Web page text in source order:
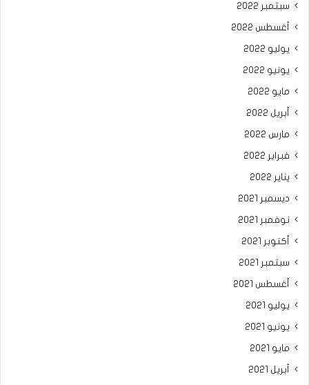
سبتمبر 2022
أغسطس 2022
يوليو 2022
يونيو 2022
مايو 2022
أبريل 2022
مارس 2022
فبراير 2022
يناير 2022
ديسمبر 2021
نوفمبر 2021
أكتوبر 2021
سبتمبر 2021
أغسطس 2021
يوليو 2021
يونيو 2021
مايو 2021
أبريل 2021